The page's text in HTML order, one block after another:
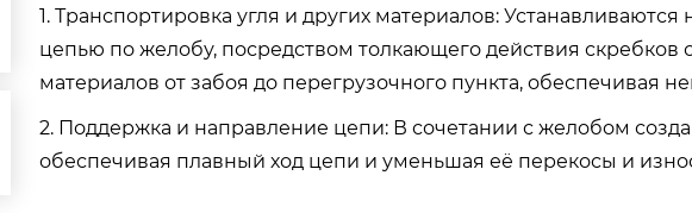
1. Транспортировка угля и других материалов:
цепью по желобу, посредством толкающего действия
материалов от забоя до перегрузочного пункта, обеспечивая
2. Поддержка и направление цепи: В сочетании с желобом
обеспечивая плавный ход цепи и уменьшая её перекосы и